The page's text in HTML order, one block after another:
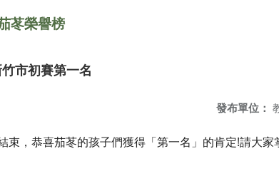
苳榮譽榜
市初賽第一名
發布單位：
，恭喜茄苳的孩子們獲得「第一名」的肯定!請大家